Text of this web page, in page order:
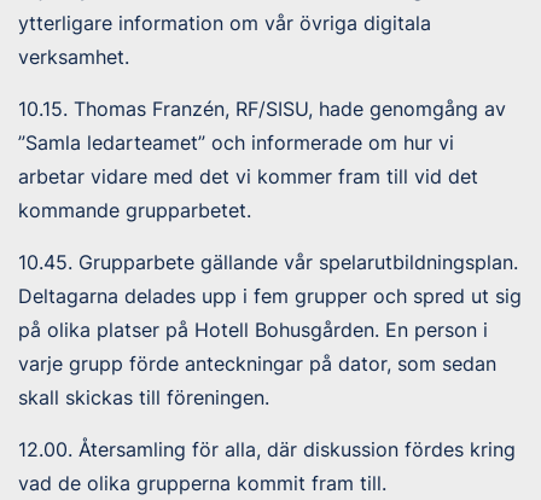
ytterligare information om vår övriga digitala
verksamhet.
10.15. Thomas Franzén, RF/SISU, hade genomgång av
”Samla ledarteamet” och informerade om hur vi
arbetar vidare med det vi kommer fram till vid det
kommande grupparbetet.
10.45. Grupparbete gällande vår spelarutbildningsplan.
Deltagarna delades upp i fem grupper och spred ut sig
på olika platser på Hotell Bohusgården. En person i
varje grupp förde anteckningar på dator, som sedan
skall skickas till föreningen.
12.00. Återsamling för alla, där diskussion fördes kring
vad de olika grupperna kommit fram till.